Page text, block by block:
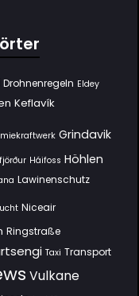
Drohnenregeln Eldey
Keflavík
Grindavik
Háifoss Höhlen
Lawinenschutz
Niceair
Ringstraße
Taxi Transport
Vulkane